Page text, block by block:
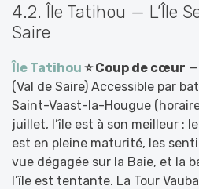
4.2. Île Tatihou — L’Île
Saire
Île Tatihou ⭐ Coup de cœur
(Val de Saire) Accessible par
Saint-Vaast-la-Hougue
juillet, l’île est à son meilleur :
est en pleine maturité, les
vue dégagée sur la Baie, et la
l’île est tentante. La Tour